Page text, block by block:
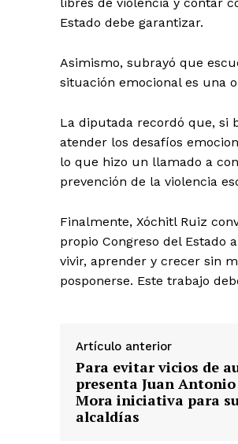
libres de violencia y contar
Estado debe garantizar.
Asimismo, subrayó que
situación emocional es una
La diputada recordó que, si
atender los desafíos
lo que hizo un llamado a
prevención de la violencia
Finalmente, Xóchitl Ruiz
propio Congreso del Estado
vivir, aprender y crecer sin
posponerse. Este trabajo
Artículo anterior
Para evitar vicios de
presenta Juan
Mora iniciativa para
alcaldías